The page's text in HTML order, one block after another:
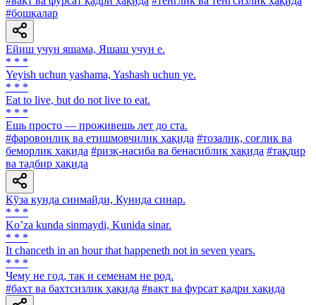
#бошқалар
Ейиш учун яшама, Яшаш учун е.
* * *
Yeyish uchun yashama, Yashash uchun ye.
* * *
Eat to live, but do not live to eat.
* * *
Ешь просто — проживешь лет до ста.
#фаровонлик ва етишмовчилик ҳақида #тозалик, соғлик ва
беморлик ҳақида #ризқ-насиба ва бенасиблик ҳақида #тақдир
ва тадбир ҳақида
Кўза кунда синмайди, Кунида синар.
* * *
Koʼza kunda sinmaydi, Kunida sinar.
* * *
It chanceth in an hour that happeneth not in seven years.
* * *
Чему не год, так и семенам не род.
#бахт ва бахтсизлик ҳақида #вақт ва фурсат қадри ҳақида